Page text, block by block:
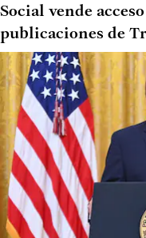
Social vende
publicaciones de